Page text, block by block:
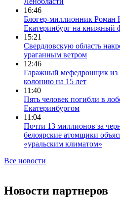
16:46
Блогер-миллионник Роман
Екатеринбург на книжный
15:21
Свердловскую область
ураганным ветром
12:46
Гаражный мефедронщик из
колонию на 15 лет
11:40
Пять человек погибли в
Екатеринбургом
11:04
Почти 13 миллионов за
белоярские атомщики
«уральским климатом»
Все новости
Новости партнеров